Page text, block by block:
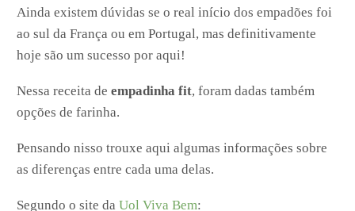
Ainda existem dúvidas se o real início dos empadões foi
ao sul da França ou em Portugal, mas definitivamente
hoje são um sucesso por aqui!
Nessa receita deempadinha fit, foram dadas também
opções de farinha.
Pensando nisso trouxe aqui algumas informações sobre
as diferenças entre cada uma delas.
Segundo o site daUol Viva Bem: